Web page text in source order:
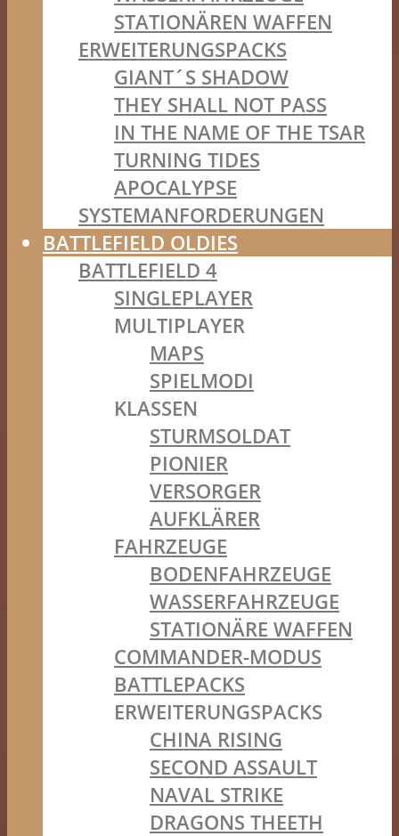
STATIONÄREN WAFFEN
ERWEITERUNGSPACKS
GIANT´S SHADOW
THEY SHALL NOT PASS
IN THE NAME OF THE TSAR
TURNING TIDES
APOCALYPSE
SYSTEMANFORDERUNGEN
BATTLEFIELD OLDIES
BATTLEFIELD 4
SINGLEPLAYER
MULTIPLAYER
MAPS
SPIELMODI
KLASSEN
STURMSOLDAT
PIONIER
VERSORGER
AUFKLÄRER
FAHRZEUGE
BODENFAHRZEUGE
WASSERFAHRZEUGE
STATIONÄRE WAFFEN
COMMANDER-MODUS
BATTLEPACKS
ERWEITERUNGSPACKS
CHINA RISING
SECOND ASSAULT
NAVAL STRIKE
DRAGONS THEETH